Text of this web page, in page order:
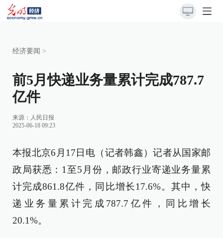
经济要闻 >
前5月快递业务量累计完成787.7
亿件
来源： 人民日报
2025-06-18 09:23
本报北京6月17日电（记者韩鑫）记者从国家邮
政局获悉：1至5月份，邮政行业寄递业务量累
计完成861.8亿件，同比增长17.6%。其中，快
递业务量累计完成787.7亿件，同比增长
20.1%。